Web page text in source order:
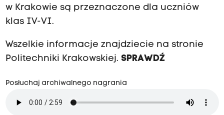
w Krakowie są przeznaczone dla uczniów
klas IV-VI.
Wszelkie informacje znajdziecie na stronie
Politechniki Krakowskiej. SPRAWDŹ
Posłuchaj archiwalnego nagrania